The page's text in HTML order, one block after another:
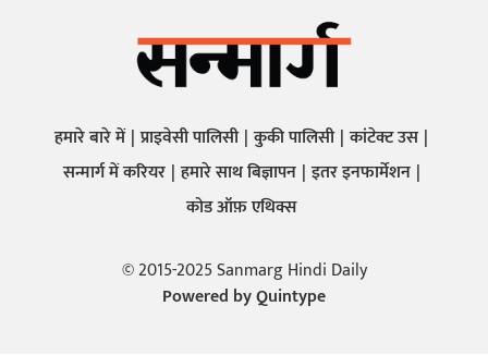
हमारे बारे में प्राइवेसी पालिसी कुकी पालिसी कांटेक्ट उस
सन्मार्ग में करियर हमारे साथ बिज्ञापन इतर इनफार्मेशन
कोड ऑफ़ एथिक्स
© 2015-2025 Sanmarg Hindi Daily
Powered byQuintype